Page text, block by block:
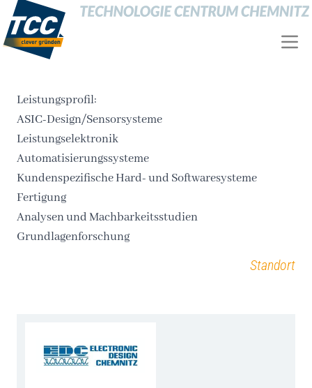
Leistungsprofil:
ASIC-Design/Sensorsysteme
Leistungselektronik
Automatisierungssysteme
Kundenspezifische Hard- und Softwaresysteme
Fertigung
Analysen und Machbarkeitsstudien
Grundlagenforschung
Standort